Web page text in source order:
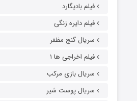
فیلم بادیگارد
فیلم دایره زنگی
سریال گنج مظفر
فیلم اخراجی ها ۱
سریال بازی مرکب
سریال پوست شیر